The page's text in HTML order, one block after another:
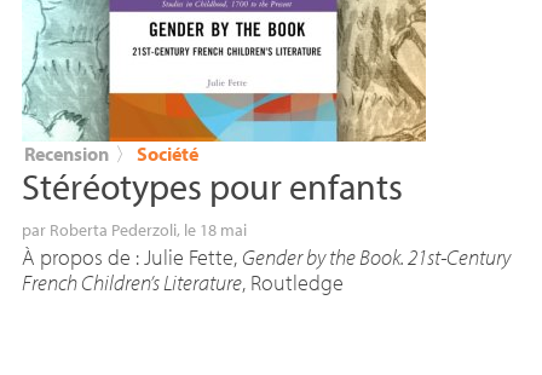
Recension 〉 Société
Stéréotypes pour enfants
par Roberta Pederzoli, le 18 mai
À propos de : Julie Fette, Gender by the Book. 21st-Century
French Children’s Literature, Routledge